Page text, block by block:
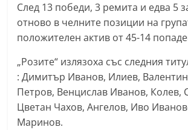
k
a
z
a
n
l
a
След 13 победи, 3 ремита и едва 5
отново в челните позиции на
положителен актив от 45-14
„Розите“ излязоха със следния
: Димитър Иванов, Илиев,
Петров, Венцислав Иванов, Колев,
Цветан Чахов, Ангелов, Иво
Маринов.